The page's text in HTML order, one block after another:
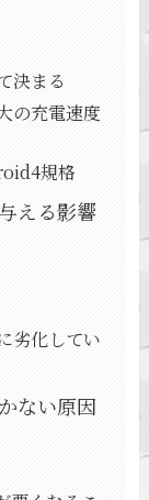
決まる
の充電速度
規格
える影響
劣化してい
ない原因